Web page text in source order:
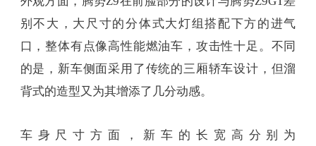
别不大，大尺寸的分体式大灯组搭配下方的进气
口，整体有点像高性能燃油车，攻击性十足。不同
的是，新车侧面采用了传统的三厢轿车设计，但溜
背式的造型又为其增添了几分动感。
车身尺寸方面，新车的长宽高分别为